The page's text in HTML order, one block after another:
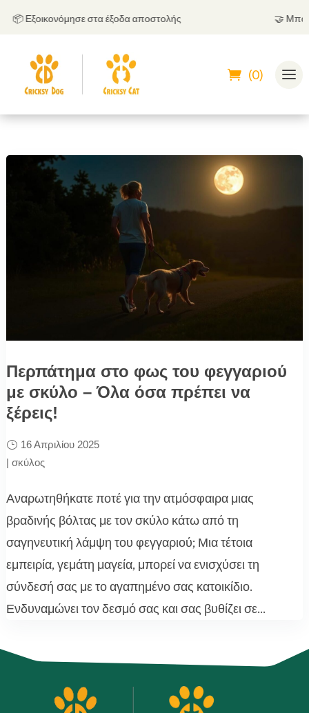
Εξοικονόμησε στα έξοδα αποστολής
(0)
Περπάτημα στο φως του φεγγαριού
με σκύλο – Όλα όσα πρέπει να
ξέρεις!
16 Απριλίου 2025
| σκύλος
Αναρωτηθήκατε ποτέ για την ατμόσφαιρα μιας
βραδινής βόλτας με τον σκύλο κάτω από τη
σαγηνευτική λάμψη του φεγγαριού; Μια τέτοια
εμπειρία, γεμάτη μαγεία, μπορεί να ενισχύσει τη
σύνδεσή σας με το αγαπημένο σας κατοικίδιο.
Ενδυναμώνει τον δεσμό σας και σας βυθίζει σε...